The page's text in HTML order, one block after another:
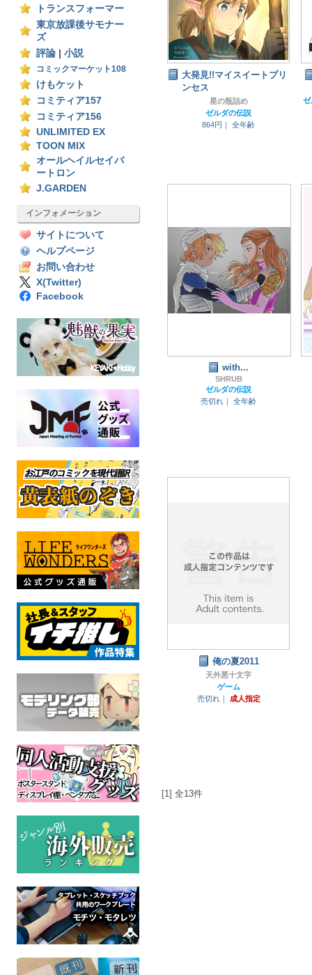
トランスフォーマー
東京放課後サモナー
ズ
評論
小説
コミックマーケット108
けもケット
コミティア157
コミティア156
UNLIMITED EX
TOON MIX
オールヘイルセイバ
ートロン
J.GARDEN
インフォメーション
サイトについて
ヘルプページ
お問い合わせ
X(Twitter)
Facebook
大発見!!マイスイートプリ
ンセス
星の瓶詰め
ゼルダの伝説
864円｜
全年齢
with...
SHRUB
ゼルダの伝説
売切れ｜
全年齢
俺の夏2011
天外悪十文字
ゲーム
売切れ｜
成人指定
[1] 全13件